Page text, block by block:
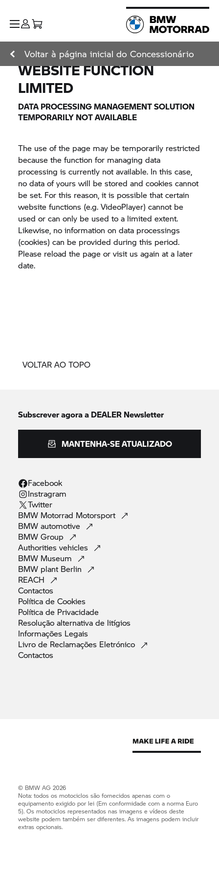
Voltar à página inicial do Concessionário
WEBSITE FUNCTION
LIMITED
DATA PROCESSING MANAGEMENT SOLUTION
TEMPORARILY NOT AVAILABLE
The use of the page may be temporarily restricted
because the function for managing data
processing is currently not available. In this case,
no data of yours will be stored and cookies cannot
be set. For this reason, it is possible that certain
website functions (e.g. VideoPlayer) cannot be
used or can only be used to a limited extent.
Likewise, no information on data processings
(cookies) can be provided during this period.
Please reload the page or visit us again at a later
date.
VOLTAR AO TOPO
Subscrever agora a DEALER Newsletter
MANTENHA-SE ATUALIZADO
Facebook
Instragram
Twitter
BMW Motorrad Motorsport
BMWautomotive
BMWGroup
Authoritiesvehicles
BMW Museum
BMW plant Berlin
REACH
Contactos
Política deCookies
Política de Privacidade
Resolução alternativa de litígios
Informações Legais
Livro de Reclamações Eletrónico
Contactos
© BMW AG 2026
Nota: todos os motociclos são fornecidos apenas com o
equipamento exigido por lei (Em conformidade com a norma Euro
5). Os motociclos representados nas imagens e vídeos deste
website podem também ser diferentes. As imagens podem incluir
extras opcionais.